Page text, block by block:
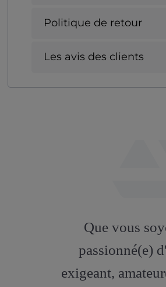
Politique de retour
Les avis des clients
artstation
Que vous
passionné(e)
exigeant,